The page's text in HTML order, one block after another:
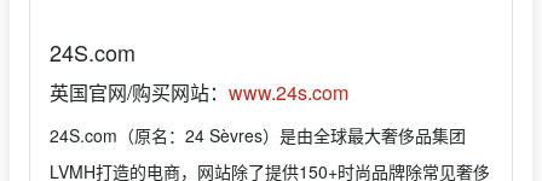
24S.com
英国官网/购买网站： www.24s.com
24S.com（原名：24 Sèvres）是由全球最大奢侈品集团
LVMH打造的电商，网站除了提供150+时尚品牌除常见奢侈